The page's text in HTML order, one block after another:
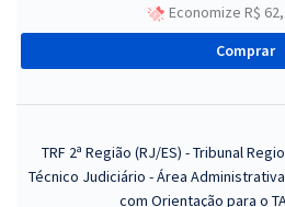
Economize R$
Comprar
TRF 2ª Região (RJ/ES) - Tribunal
Técnico Judiciário - Área
com Orientação para o